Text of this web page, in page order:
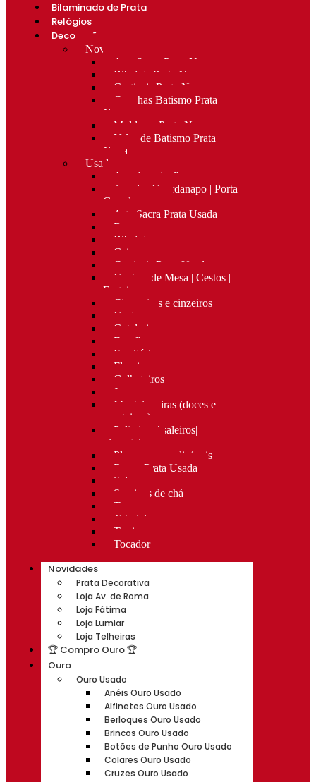
Bilaminado de Prata
Relógios
Decoração
Novo
Arte Sacra Prata Nova
Bibelots Prata Nova
Castiçais Prata Nova
Conchas Batismo Prata
Nova
Molduras Prata Nova
Velas de Batismo Prata
Nova
Usado
Apanha migalhas
Argolas Guardanapo | Porta
Guardanapos
Arte Sacra Prata Usada
Bar
Bibelots
Caixas
Castiçais Prata Usada
Centros de Mesa | Cestos |
Fruteiras
Cigarreiras e cinzeiros
Costura
Cutelaria
Espelhos
Escritório
Floreiras
Galheteiros
Jarras
Manteigueiras (doces e
manteigas)
Paliteiros | saleiros|
pimenteiros
Placas personalizáveis
Rocas Prata Usada
Salvas
Serviços de chá
Taças
Tabuleiros
Terrinas
Tocador
Novidades
Prata Decorativa
Loja Av. de Roma
Loja Fátima
Loja Lumiar
Loja Telheiras
🏆 Compro Ouro 🏆
Ouro
Ouro Usado
Anéis Ouro Usado
Alfinetes Ouro Usado
Berloques Ouro Usado
Brincos Ouro Usado
Botões de Punho Ouro Usado
Colares Ouro Usado
Cruzes Ouro Usado